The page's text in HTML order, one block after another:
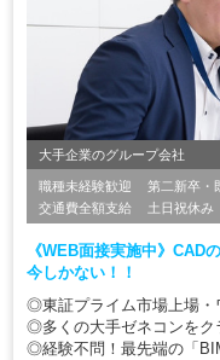
大手企業のグループ会社
職種未経験歓迎 第二新卒・
交通費全額支給
土日祝休み
《WEB面接実施中》CAD
今しかない！！
◎東証プライム市場上場・
◎多くの大手ゼネコンをク
◎経験不問！最先端の「